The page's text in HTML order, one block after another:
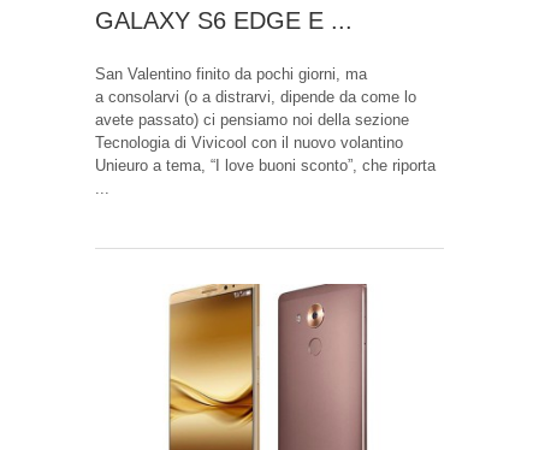
GALAXY S6 EDGE E ...
San Valentino finito da pochi giorni, ma
a consolarvi (o a distrarvi, dipende da come lo
avete passato) ci pensiamo noi della sezione
Tecnologia di Vivicool con il nuovo volantino
Unieuro a tema, “I love buoni sconto”, che riporta
...